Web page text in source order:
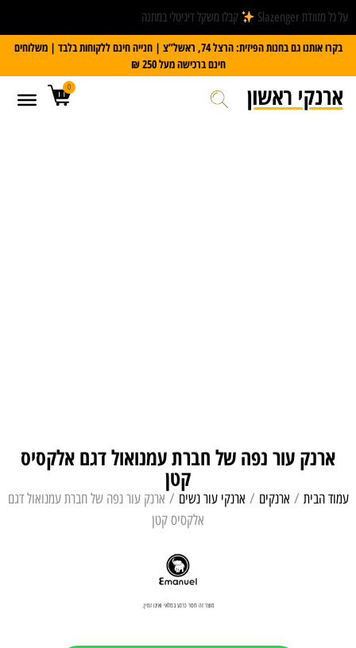
על כל מזוודת Slazenger
קבלו משקל דיגיטלי במתנה
בקרו אותנו גם בחנות הפיזית: הרצל 74, ראשל”צ | חנייה חינם ללקוחות בלבד | משלוחים
חינם ברכישה מעל 250 ₪
0
ארנק עור נפה של חברת עמנואול דגם אלקסיס
קטן
עמוד הבית / ארנקים / ארנקי עור נשים / ארנק עור נפה של חברת עמנואול דגם
אלקסיס קטן
מוצר זה חסר כרגע במלאי ואינו זמין.